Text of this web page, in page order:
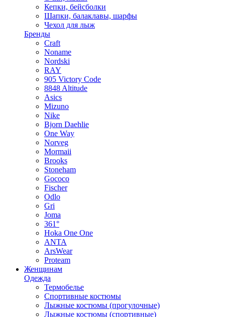
Кепки, бейсболки
Шапки, балаклавы, шарфы
Чехол для лыж
Бренды
Craft
Noname
Nordski
RAY
905 Victory Code
8848 Altitude
Asics
Mizuno
Nike
Bjorn Daehlie
One Way
Norveg
Mormaii
Brooks
Stoneham
Gococo
Fischer
Odlo
Gri
Joma
361°
Hoka One One
ANTA
ArsWear
Proteam
Женщинам
Одежда
Термобелье
Спортивные костюмы
Лыжные костюмы (прогулочные)
Лыжные костюмы (спортивные)